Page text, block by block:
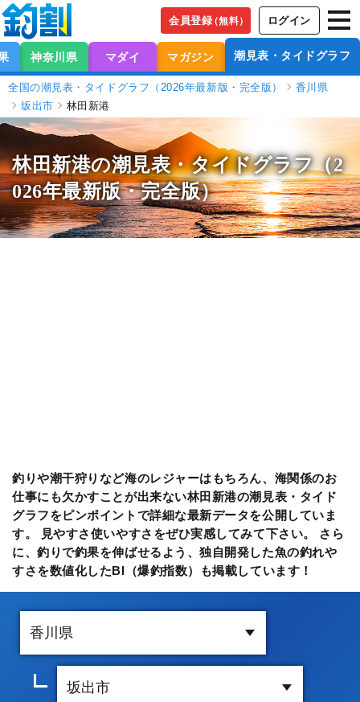
会員登録（無料） ログイン
神奈川県 マダイ マガジン 潮見表・タイドグラフ
全国の潮見表・タイドグラフ（2026年最新版・完全版）
香川県
坂出市
林田新港
林田新港の潮見表・タイドグラフ（2
026年最新版・完全版）
釣りや潮干狩りなど海のレジャーはもちろん、海関係のお
仕事にも欠かすことが出来ない林田新港の潮見表・タイド
グラフをピンポイントで詳細な最新データを公開していま
す。 見やすさ使いやすさをぜひ実感してみて下さい。 さら
に、釣りで釣果を伸ばせるよう、独自開発した魚の釣れや
すさを数値化したBI（爆釣指数）も掲載しています！